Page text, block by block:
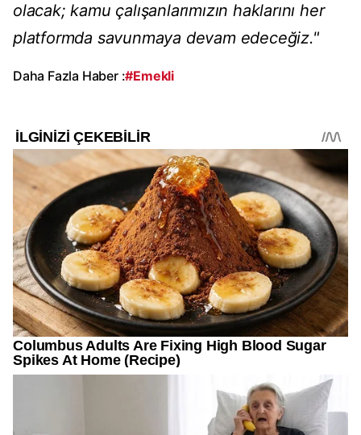
olacak; kamu çalışanlarımızın haklarını her
platformda savunmaya devam edeceğiz."
Daha Fazla Haber :#Emekli